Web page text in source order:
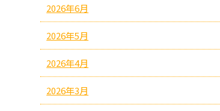
2026年6月
2026年5月
2026年4月
2026年3月